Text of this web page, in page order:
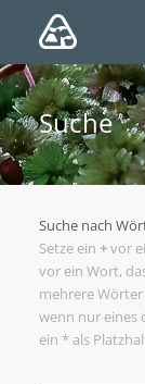
Suche
Suche nach
Setze ein +vor
vor ein Wort,
mehrere
wenn nur eines
ein * als